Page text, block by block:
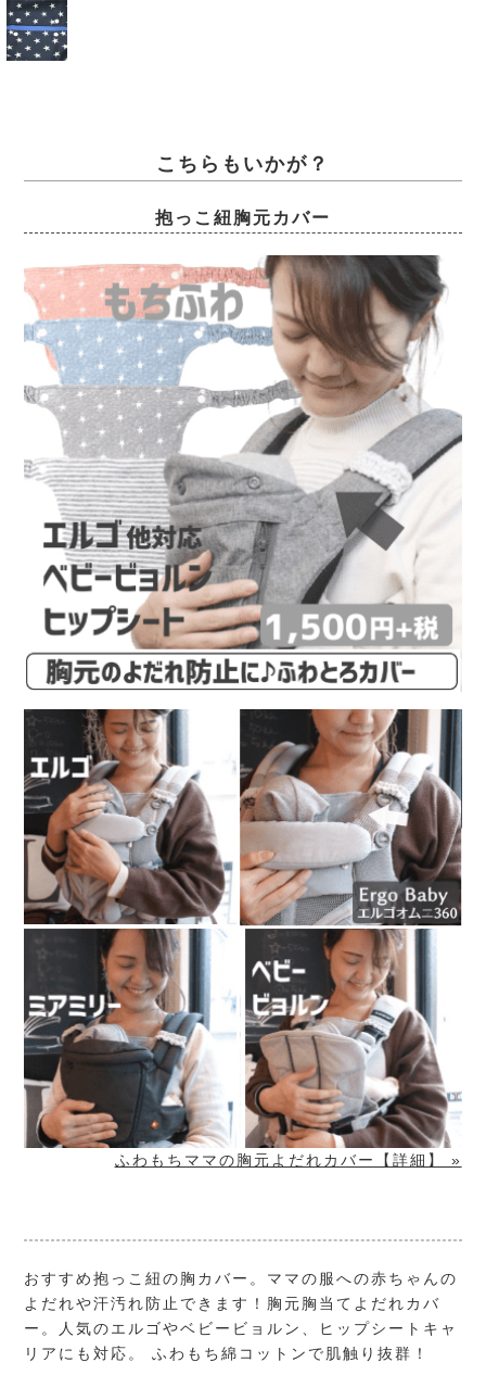
こちらもいかが？
抱っこ紐胸元カバー
ふわもちママの胸元よだれカバー【詳細】 »
おすすめ抱っこ紐の胸カバー。ママの服への赤ちゃんの
よだれや汗汚れ防止できます！胸元胸当てよだれカバ
ー。人気のエルゴやベビービョルン、ヒップシートキャ
リアにも対応。 ふわもち綿コットンで肌触り抜群！